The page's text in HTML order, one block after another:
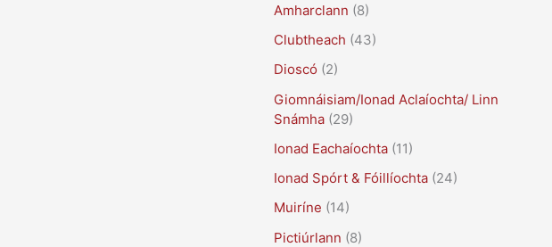
Amharclann (8)
Clubtheach (43)
Dioscó (2)
Giomnáisiam/Ionad Aclaíochta/ Linn
Snámha (29)
Ionad Eachaíochta (11)
Ionad Spórt & Fóillíochta (24)
Muiríne (14)
Pictiúrlann (8)